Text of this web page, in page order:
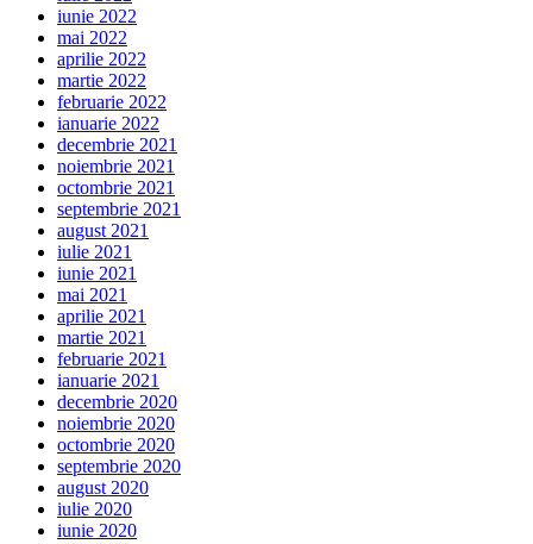
iunie 2022
mai 2022
aprilie 2022
martie 2022
februarie 2022
ianuarie 2022
decembrie 2021
noiembrie 2021
octombrie 2021
septembrie 2021
august 2021
iulie 2021
iunie 2021
mai 2021
aprilie 2021
martie 2021
februarie 2021
ianuarie 2021
decembrie 2020
noiembrie 2020
octombrie 2020
septembrie 2020
august 2020
iulie 2020
iunie 2020